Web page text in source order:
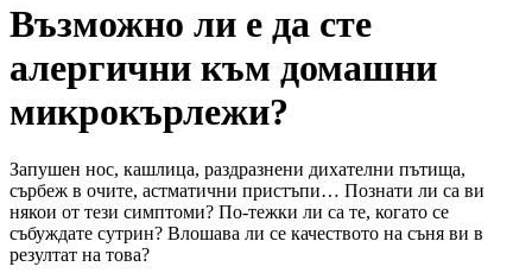
Възможно ли е да сте
алергични към домашни
микрокърлежи?
Запушен нос, кашлица, раздразнени дихателни пътища,
сърбеж в очите, астматични пристъпи… Познати ли са ви
някои от тези симптоми? По-тежки ли са те, когато се
събуждате сутрин? Влошава ли се качеството на съня ви в
резултат на това?